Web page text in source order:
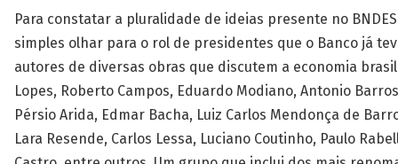
Para constatar a pluralidade de ideias presente no
simples olhar para o rol de presidentes que o Banco já
autores de diversas obras que discutem a economia
Lopes, Roberto Campos, Eduardo Modiano, Antonio
Pérsio Arida, Edmar Bacha, Luiz Carlos Mendonça de
Lara Resende, Carlos Lessa, Luciano Coutinho, Paulo